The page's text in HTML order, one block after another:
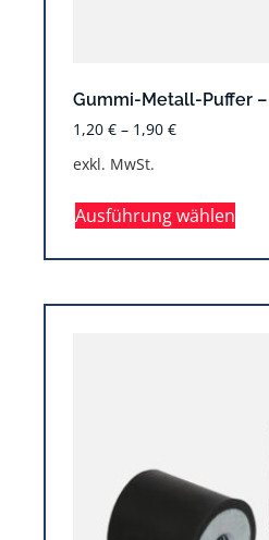
Gummi-Metall-Puffer –
1,20 € – 1,90 €
exkl. MwSt.
Ausführung wählen